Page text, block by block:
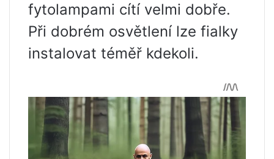
fytolampami cítí velmi dobře.
Při dobrém osvětlení lze fialky
instalovat téměř kdekoli.